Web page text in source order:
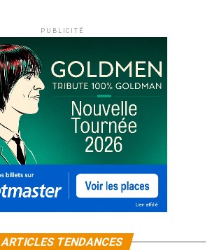
PUBLICITÉ
ARTICLES TENDANCES